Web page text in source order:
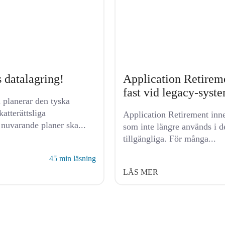
datalagring!
den tyska
planer ska...
45 min läsning
Application
fast vid legacy-
Application Retirement
som inte längre används i
tillgängliga. För många...
LÄS MER